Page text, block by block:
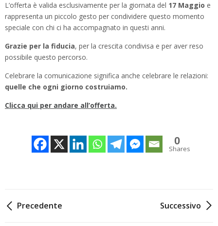
L’offerta è valida esclusivamente per la giornata del 17 Maggio e
rappresenta un piccolo gesto per condividere questo momento
speciale con chi ci ha accompagnato in questi anni.
Grazie per la fiducia, per la crescita condivisa e per aver reso
possibile questo percorso.
Celebrare la comunicazione significa anche celebrare le relazioni:
quelle che ogni giorno costruiamo.
Clicca qui per andare all’offerta.
0
Shares
Navigazione
Precedente Successivo